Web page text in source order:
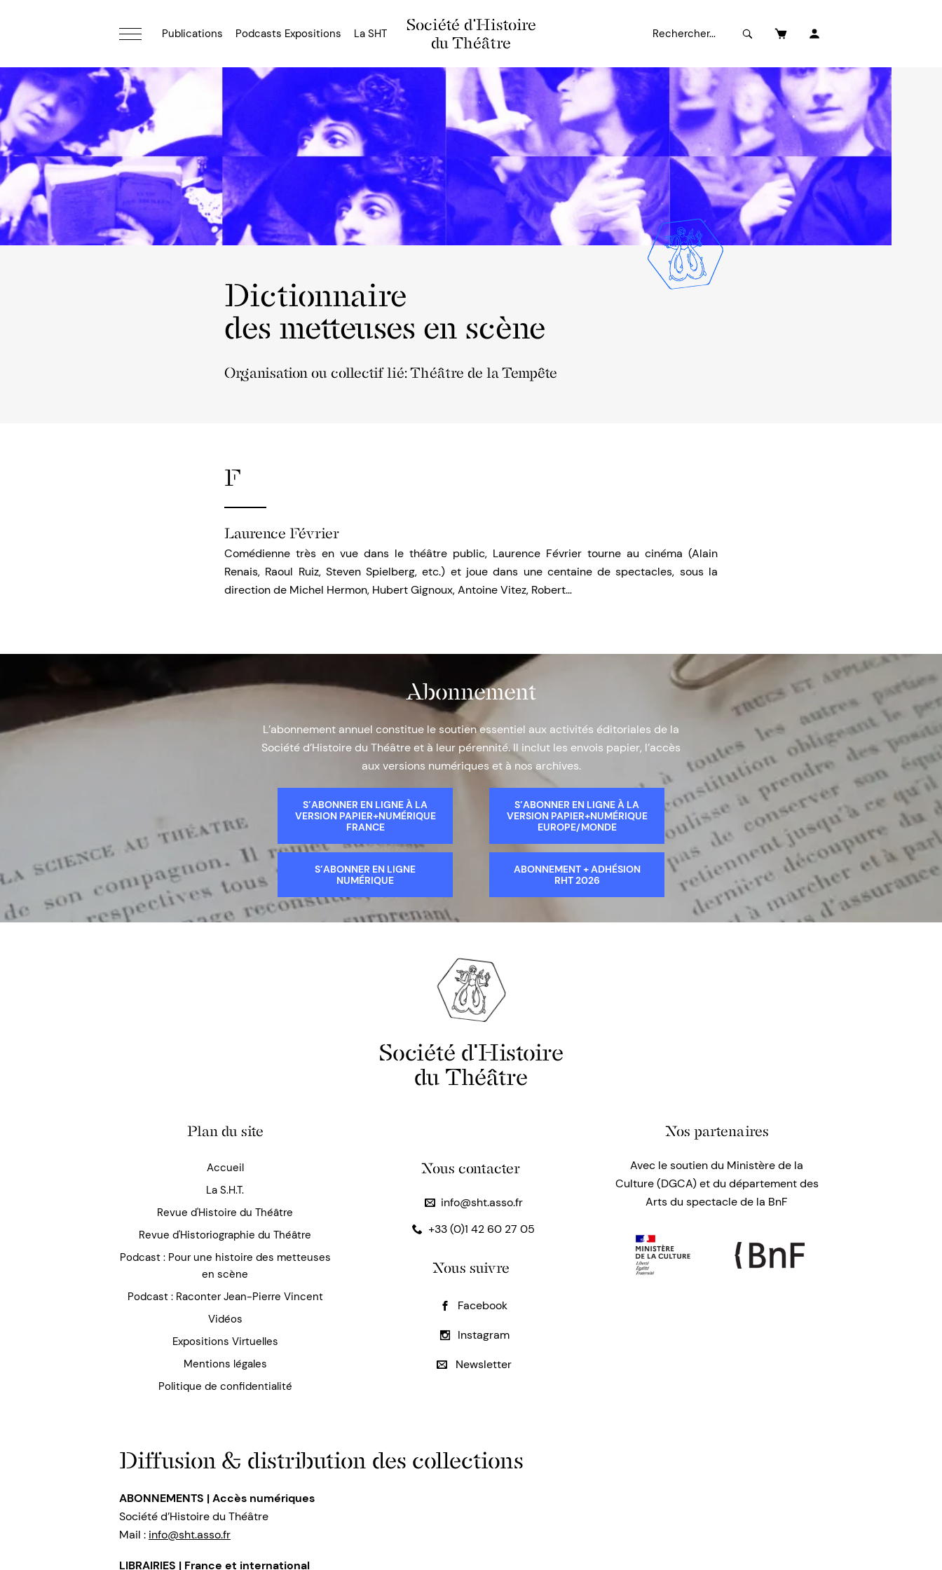
Société d'Histoire
du Théâtre
Publications Podcasts Expositions La SHT
Dictionnaire
des metteuses en scène
Organisation ou collectif lié: Théâtre de la Tempête
F
Laurence Février
Comédienne très en vue dans le théâtre public, Laurence Février tourne au cinéma (Alain
Renais, Raoul Ruiz, Steven Spielberg, etc.) et joue dans une centaine de spectacles, sous la
direction de Michel Hermon, Hubert Gignoux, Antoine Vitez, Robert…
Abonnement
L’abonnement annuel constitue le soutien essentiel aux activités éditoriales de la
Société d’Histoire du Théâtre et à leur pérennité. Il inclut les envois papier, l’accès
aux versions numériques et à nos archives.
S’ABONNER EN LIGNE À LA
VERSION PAPIER+NUMÉRIQUE
FRANCE
S’ABONNER EN LIGNE À LA
VERSION PAPIER+NUMÉRIQUE
EUROPE/MONDE
S’ABONNER EN LIGNE
NUMÉRIQUE
ABONNEMENT + ADHÉSION
RHT 2026
Société d'Histoire
du Théâtre
Plan du site
Accueil
La S.H.T.
Revue d'Histoire du Théâtre
Revue d'Historiographie du Théâtre
Podcast : Pour une histoire des metteuses
en scène
Podcast : Raconter Jean-Pierre Vincent
Vidéos
Expositions Virtuelles
Mentions légales
Politique de confidentialité
Nous contacter
info@sht.asso.fr
+33 (0)1 42 60 27 05
Nous suivre
Facebook
Instagram
Newsletter
Nos partenaires
Avec le soutien du Ministère de la
Culture (DGCA) et du département des
Arts du spectacle de la BnF
Diffusion & distribution des collections
ABONNEMENTS | Accès numériques
Société d’Histoire du Théâtre
Mail : info@sht.asso.fr
LIBRAIRIES | France et international